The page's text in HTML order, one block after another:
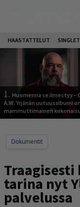
HAASTATTELUT SINGLET
1. Huomenna se ilmestyy –
A.W. Yrjänän uutuusalbumi
mammuttimainen
Dokumentit
tarina nyt
palvelussa